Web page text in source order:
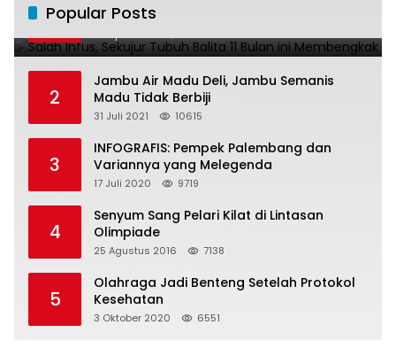
Popular Posts
1
ini Membengkak
2
Jambu Air Madu Deli, Jambu Semanis
Madu Tidak Berbiji
31 Juli 2021 10615
3
INFOGRAFIS: Pempek Palembang dan
Variannya yang Melegenda
17 Juli 2020 9719
4
Senyum Sang Pelari Kilat di Lintasan
Olimpiade
25 Agustus 2016 7138
5
Olahraga Jadi Benteng Setelah Protokol
Kesehatan
3 Oktober 2020 6551